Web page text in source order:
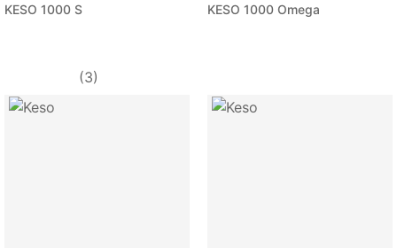
KESO 1000 S
(3)
KESO 1000 Omega